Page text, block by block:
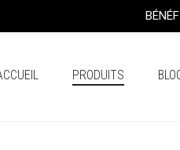
PRODUITS